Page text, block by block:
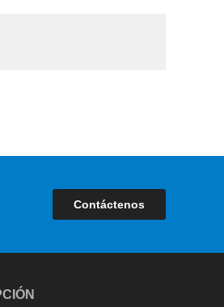
Contáctenos